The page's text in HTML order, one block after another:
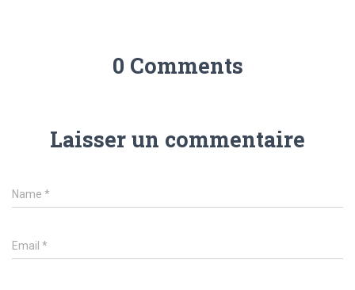
0 Comments
Laisser un commentaire
Name *
Email *